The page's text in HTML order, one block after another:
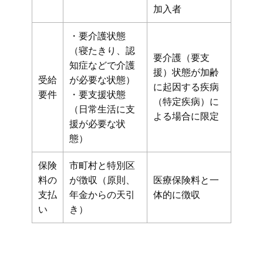
加入者
受給
要件
・要介護状態
（寝たきり、認
知症などで介護
が必要な状態）
・要支援状態
（日常生活に支
援が必要な状
態）
要介護（要支
援）状態が加齢
に起因する疾病
（特定疾病）に
よる場合に限定
保険
料の
支払
い
市町村と特別区
が徴収（原則、
年金からの天引
き）
医療保険料と一
体的に徴収